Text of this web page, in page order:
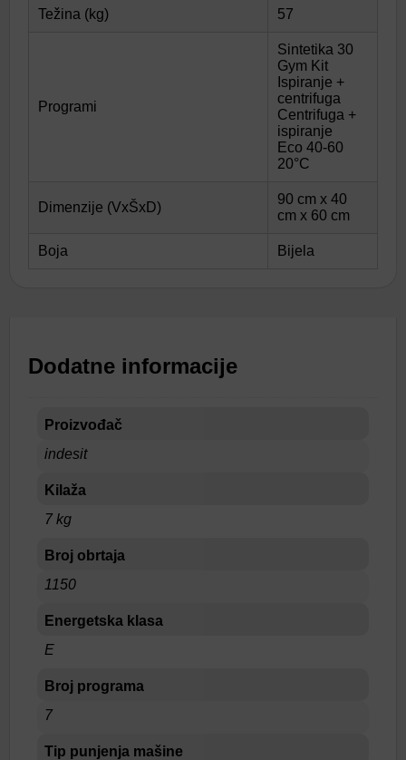
Težina (kg) 57
Programi
Sintetika 30
Gym Kit
Ispiranje +
centrifuga
Centrifuga +
ispiranje
Eco 40-60
20°C
Dimenzije (VxŠxD)
90 cm x 40
cm x 60 cm
Boja Bijela
Dodatne informacije
Proizvođač
indesit
Kilaža
7 kg
Broj obrtaja
1150
Energetska klasa
E
Broj programa
7
Tip punjenja mašine